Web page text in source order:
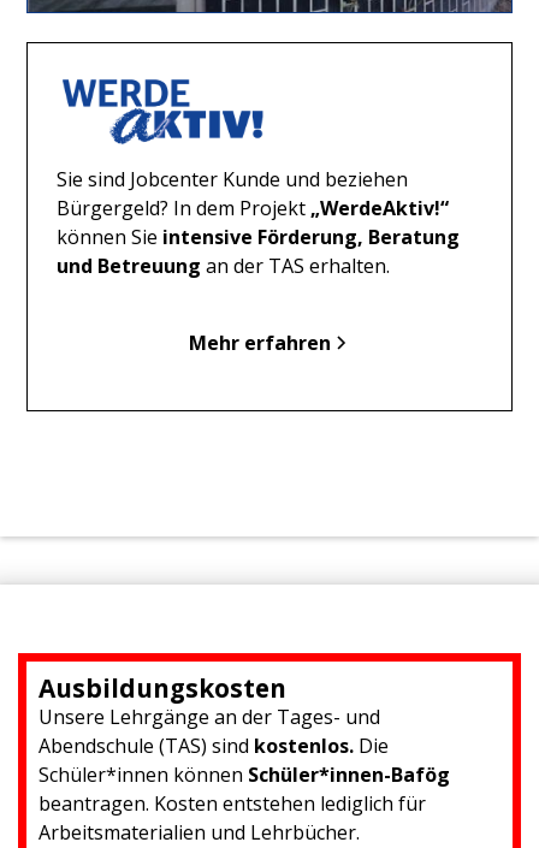
Sie sind Jobcenter Kunde und beziehen
Bürgergeld? In dem Projekt „WerdeAktiv!“
können Sie intensive Förderung, Beratung
und Betreuung an der TAS erhalten.
Mehr erfahren
Ausbildungskosten
Unsere Lehrgänge an der Tages- und
Abendschule (TAS) sind kostenlos. Die
Schüler*innen können Schüler*innen-Bafög
beantragen. Kosten entstehen lediglich für
Arbeitsmaterialien und Lehrbücher.